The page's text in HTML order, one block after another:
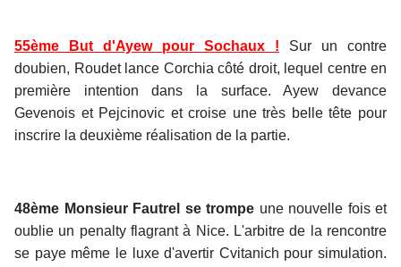
55ème But d'Ayew pour Sochaux ! Sur un contre
doubien, Roudet lance Corchia côté droit, lequel centre en
première intention dans la surface. Ayew devance
Gevenois et Pejcinovic et croise une très belle tête pour
inscrire la deuxième réalisation de la partie.
48ème Monsieur Fautrel se trompe une nouvelle fois et
oublie un penalty flagrant à Nice. L'arbitre de la rencontre
se paye même le luxe d'avertir Cvitanich pour simulation.